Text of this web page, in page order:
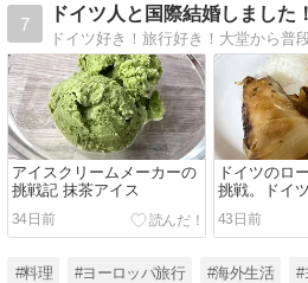
7
アイスクリームメーカーの
挑戦記 抹茶アイス
34日前
ドイツのロ
挑戦。ドイ
うの？
43日前
#料理 #ヨーロッパ旅行 #海外生活 #